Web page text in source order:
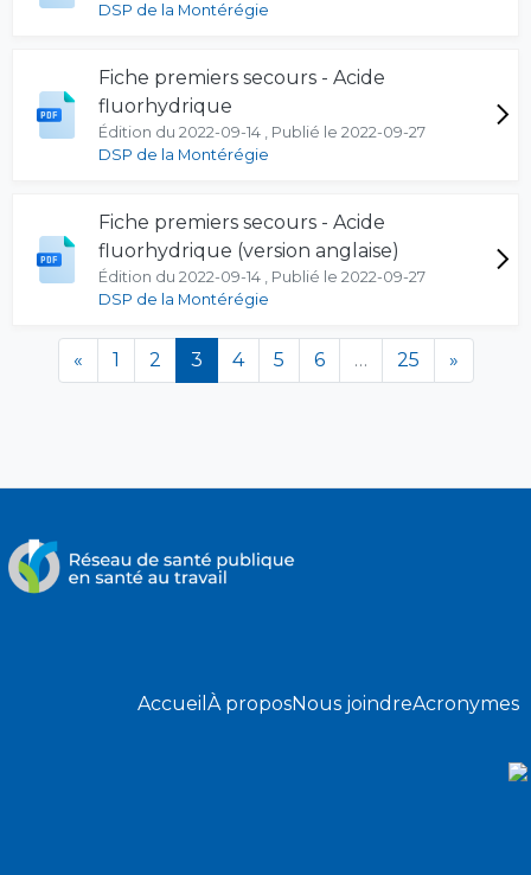
DSP de la Montérégie
Fiche premiers secours - Acide
fluorhydrique
Édition du 2022-09-14 , Publié le 2022-09-27
DSP de la Montérégie
Fiche premiers secours - Acide
fluorhydrique (version anglaise)
Édition du 2022-09-14 , Publié le 2022-09-27
DSP de la Montérégie
« 1 2 3(en cours)
4 5 6 … 25 »
Accueil À proposNous joindreAcronymes